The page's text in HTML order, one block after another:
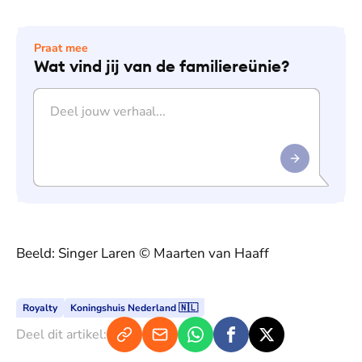
Praat mee
Wat vind jij van de familiereünie?
Beeld: Singer Laren © Maarten van Haaff
Royalty Koningshuis Nederland 🇳🇱
Deel dit artikel: